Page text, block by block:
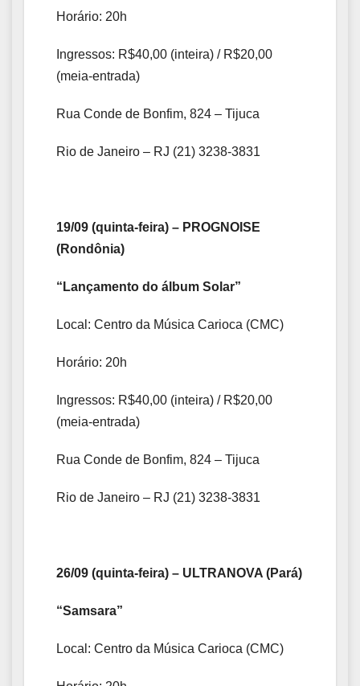
Horário: 20h
Ingressos: R$40,00 (inteira) / R$20,00
(meia-entrada)
Rua Conde de Bonfim, 824 – Tijuca
Rio de Janeiro – RJ (21) 3238-3831
19/09 (quinta-feira) – PROGNOISE
(Rondônia)
“Lançamento do álbum Solar”
Local: Centro da Música Carioca (CMC)
Horário: 20h
Ingressos: R$40,00 (inteira) / R$20,00
(meia-entrada)
Rua Conde de Bonfim, 824 – Tijuca
Rio de Janeiro – RJ (21) 3238-3831
26/09 (quinta-feira) – ULTRANOVA (Pará)
“Samsara”
Local: Centro da Música Carioca (CMC)